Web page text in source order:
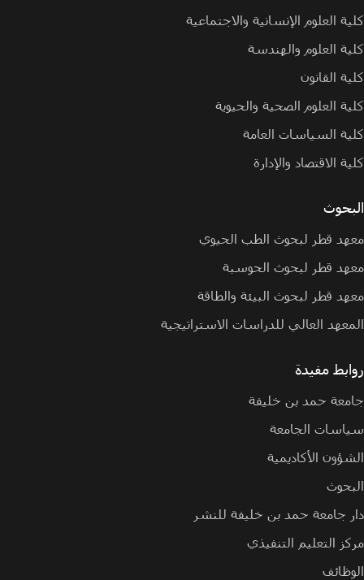
كلية العلوم الإنسانية والاجتماعية
كلية العلوم والهندسة
كلية القانون
كلية العلوم الصحية والحيوية
كلية السياسات العامة
كلية الاقتصاد والإدارة
البحوث
معهد قطر لبحوث الطب الحيوي
معهد قطر لبحوث الحوسبة
معهد قطر لبحوث البيئة والطاقة
المعهد العالي للدراسات الاستراتيجية
روابط مفيدة
جامعة حمد بن خليفة
سياسات الجامعة
الشؤون الأكاديمية
البحوث
دار جامعة حمد بن خليفة للنشر
مركز التعليم التنفيذي
الوظائف